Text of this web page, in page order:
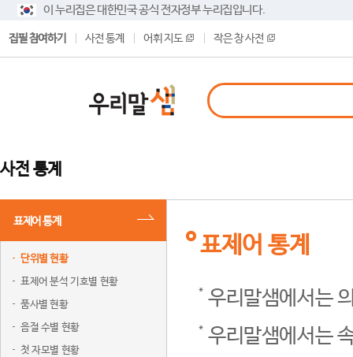
이 누리집은 대한민국 공식 전자정부 누리집입니다.
집필 참여하기 사전 통계 어휘 지도 작은 창 사전
사전 통계
표제어 통계
단위별 현황
표제어 분석 기호별 현황
품사별 현황
음절 수별 현황
첫 자모별 현황
표제어 통계
우리말샘에서는
우리말샘에서는